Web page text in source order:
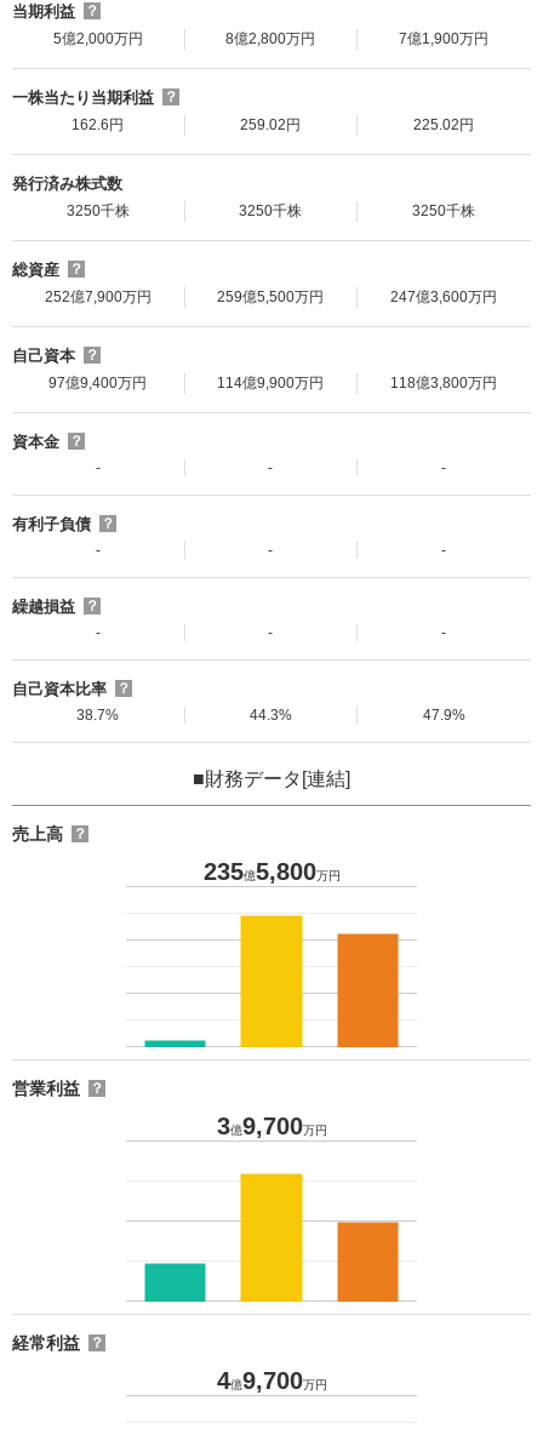
当期利益
？
5億2,000万円
8億2,800万円 7億1,900万円
一株当たり当期利益
？
162.6円
259.02円 225.02円
発行済み株式数
3250千株 3250千株 3250千株
総資産
？
252億7,900万円
259億5,500万円 247億3,600万円
自己資本
？
97億9,400万円
114億9,900万円 118億3,800万円
資本金
？
-
- -
有利子負債
？
-
- -
繰越損益
？
-
- -
自己資本比率
？
38.7%
44.3% 47.9%
■財務データ[連結]
売上高 ？
235億5,800万円
営業利益 ？
3億9,700万円
経常利益 ？
4億9,700万円